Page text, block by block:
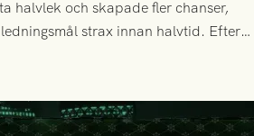
halvlek och skapade fler chanser,
strax innan halvtid. Efter
när Nordsjälland tilläts ha mer av
Josefsson & Lasse Ekström